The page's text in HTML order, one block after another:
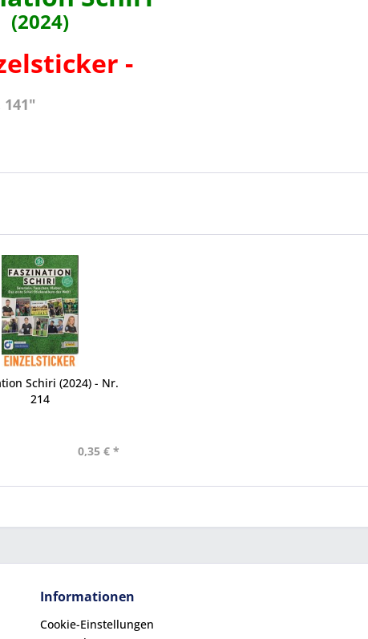
(2024)
-
Schiri (2024) - Nr.
214
0,35 € *
Informationen
Cookie-Einstellungen